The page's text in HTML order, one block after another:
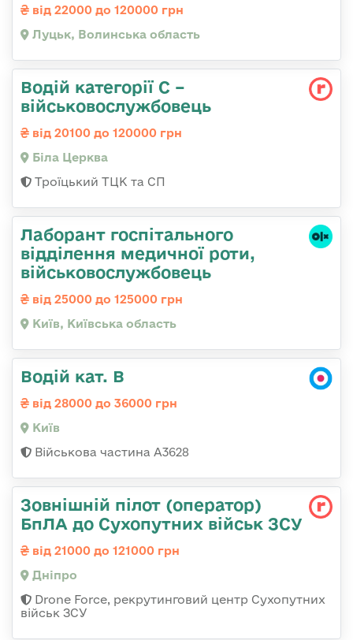
від 22000 до 120000 грн
Луцьк, Волинська область
Водій категорії С –
військовослужбовець
від 20100 до 120000 грн
Біла Церква
Троїцький ТЦК та СП
Лаборант госпітального
відділення медичної роти,
військовослужбовець
від 25000 до 125000 грн
Київ, Київська область
Водій кат. В
від 28000 до 36000 грн
Київ
Військова частина А3628
Зовнішній пілот (оператор)
БпЛА до Сухопутних військ ЗСУ
від 21000 до 121000 грн
Дніпро
Drone Force, рекрутинговий центр Сухопутних
військ ЗСУ